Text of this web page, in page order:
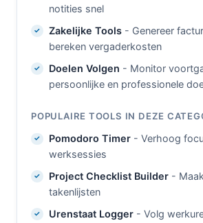
notities snel
Zakelijke Tools- Genereer
bereken vergaderkosten
Doelen Volgen - Monitor
persoonlijke en professionele
POPULAIRE TOOLS IN DEZE
Pomodoro Timer- Verhoog
werksessies
Project Checklist Builder-
takenlijsten
Urenstaat Logger- Volg